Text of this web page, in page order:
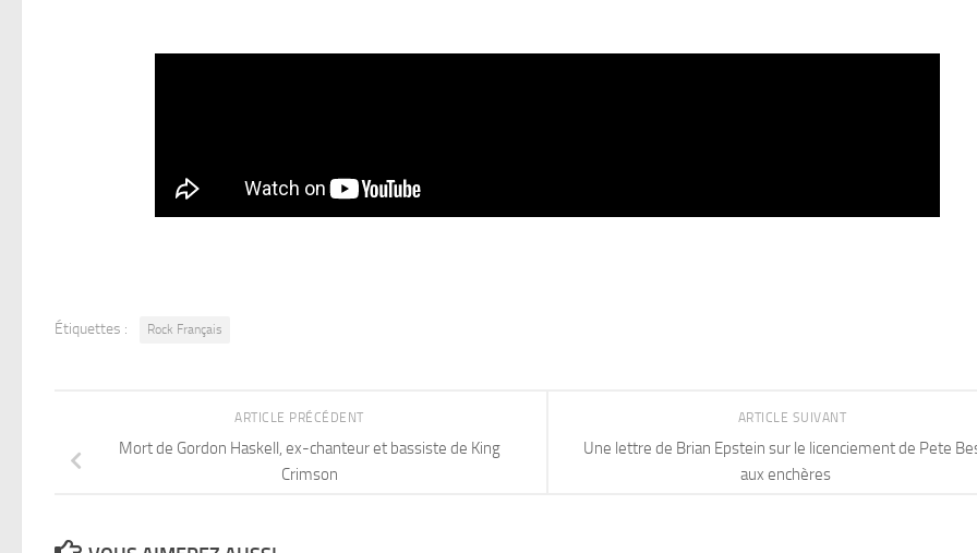
Étiquettes : Rock Français
ARTICLE SUIVANT
Une lettre de Brian Epstein sur le licenciement de Pete
aux enchères
ARTICLE PRÉCÉDENT
Mort de Gordon Haskell, ex-chanteur et bassiste de King
Crimson